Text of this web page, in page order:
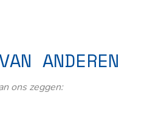
ANDEREN
ons zeggen: